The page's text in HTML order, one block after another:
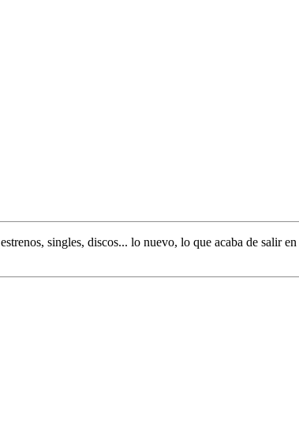
estrenos, singles, discos... lo nuevo, lo que acaba de salir en